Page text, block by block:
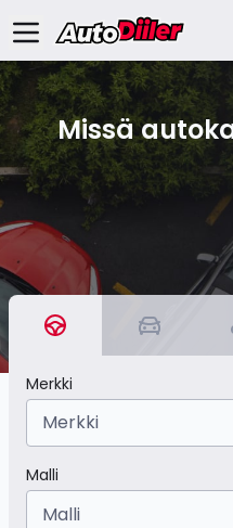
Missä
Merkki
Merkki
Malli
Malli